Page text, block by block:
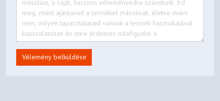
Vélemény belküldése